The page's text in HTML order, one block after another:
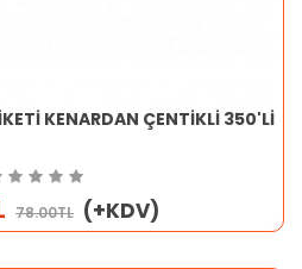
KENARDAN ÇENTİKLİ 350'Lİ
78.00TL (+KDV)